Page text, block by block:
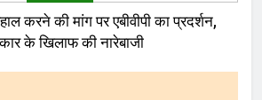
करने की मांग पर एबीवीपी का प्रदर्शन,
के खिलाफ की नारेबाजी